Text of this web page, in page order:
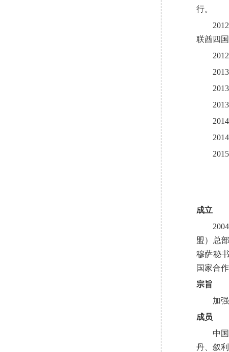
行。
2012
联酋四
2012
2013
2013
2013
2014
2014
2015
成立
2004
盟）总
穆萨秘
国家合
宗旨
加
成员
中
丹、叙